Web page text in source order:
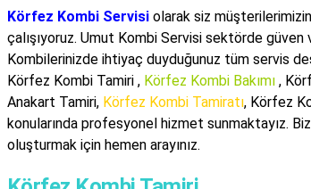
Körfez Kombi Servisiolarak siz
çalışıyoruz. Umut Kombi Servisi sektörde
Kombilerinizde ihtiyaç duyduğunuz tüm servis
Körfez Kombi Tamiri , Körfez Kombi Bakımı,
Anakart Tamiri, Körfez Kombi Tamiratı, Körfez
konularında profesyonel hizmet sunmaktayız.
oluşturmak için hemen arayınız.